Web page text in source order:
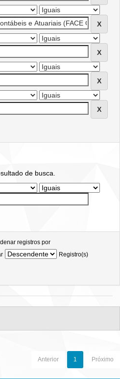
de busca.
registros por
Registro(s)
Anterior 1 Próximo